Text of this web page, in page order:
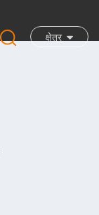
क्षेत्र